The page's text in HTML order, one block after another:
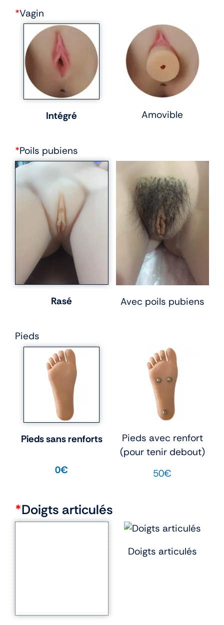
*Vagin
Intégré Amovible
*Poils pubiens
Rasé Avec poils pubiens
Pieds
Pieds sans renforts
0€
Pieds avec renfort
(pour tenir debout)
50€
*Doigts articulés
Doigts articulés